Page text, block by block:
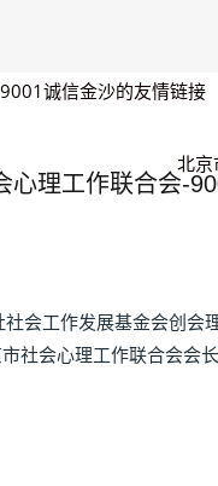
9001诚信金沙的友情链接
北京
心理工作联合会-
会工作发展基金会创会
社会心理工作联合会会